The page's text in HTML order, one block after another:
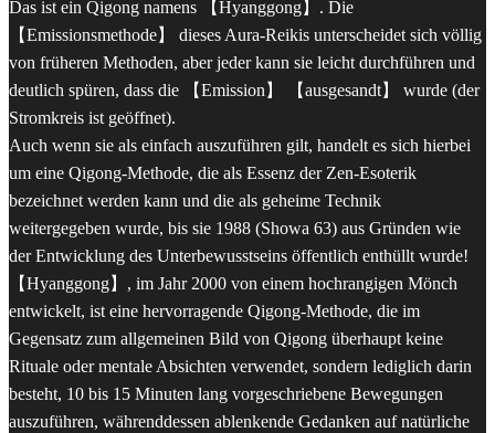
Das ist ein Qigong namens 【Hyanggong】. Die
【Emissionsmethode】 dieses Aura-Reikis unterscheidet sich völlig
von früheren Methoden, aber jeder kann sie leicht durchführen und
deutlich spüren, dass die 【Emission】 【ausgesandt】 wurde (der
Stromkreis ist geöffnet).
Auch wenn sie als einfach auszuführen gilt, handelt es sich hierbei
um eine Qigong-Methode, die als Essenz der Zen-Esoterik
bezeichnet werden kann und die als geheime Technik
weitergegeben wurde, bis sie 1988 (Showa 63) aus Gründen wie
der Entwicklung des Unterbewusstseins öffentlich enthüllt wurde!
【Hyanggong】, im Jahr 2000 von einem hochrangigen Mönch
entwickelt, ist eine hervorragende Qigong-Methode, die im
Gegensatz zum allgemeinen Bild von Qigong überhaupt keine
Rituale oder mentale Absichten verwendet, sondern lediglich darin
besteht, 10 bis 15 Minuten lang vorgeschriebene Bewegungen
auszuführen, währenddessen ablenkende Gedanken auf natürliche